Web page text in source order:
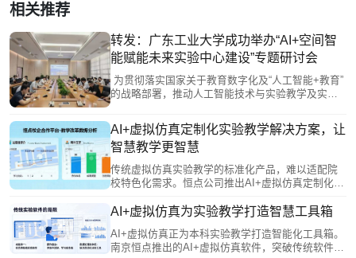
相关推荐
转发：广东工业大学成功举办“AI+空间智
能赋能未来实验中心建设”专题研讨会
为贯彻落实国家关于教育数字化及“人工智能+教育”
的战略部署，推动人工智能技术与实验教学及实验
了“AI+空间智能赋能未来实验中心建设”专题研讨
会。
AI+虚拟仿真定制化实验教学解决方案，让
智慧教学更智慧
传统虚拟仿真实验教学的标准化产品，难以适配院
校特色化需求。恒点公司推出AI+虚拟仿真定制化服
计，实现从“被动接受”到“主动创造”。该方案对接产
块化架构，支持持续进化与升级，真正实现“一校一
策”，让技术服务于教育本质。
AI+虚拟仿真为实验教学打造智慧工具箱
AI+虚拟仿真正为本科实验教学打造智能化工具箱。
南京恒点推出的AI+虚拟仿真软件，突破传统软件